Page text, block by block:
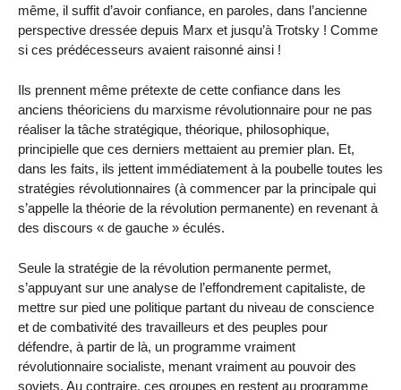
même, il suffit d’avoir confiance, en paroles, dans l’ancienne
perspective dressée depuis Marx et jusqu’à Trotsky ! Comme
si ces prédécesseurs avaient raisonné ainsi !
Ils prennent même prétexte de cette confiance dans les
anciens théoriciens du marxisme révolutionnaire pour ne pas
réaliser la tâche stratégique, théorique, philosophique,
principielle que ces derniers mettaient au premier plan. Et,
dans les faits, ils jettent immédiatement à la poubelle toutes les
stratégies révolutionnaires (à commencer par la principale qui
s’appelle la théorie de la révolution permanente) en revenant à
des discours « de gauche » éculés.
Seule la stratégie de la révolution permanente permet,
s’appuyant sur une analyse de l’effondrement capitaliste, de
mettre sur pied une politique partant du niveau de conscience
et de combativité des travailleurs et des peuples pour
défendre, à partir de là, un programme vraiment
révolutionnaire socialiste, menant vraiment au pouvoir des
soviets. Au contraire, ces groupes en restent au programme